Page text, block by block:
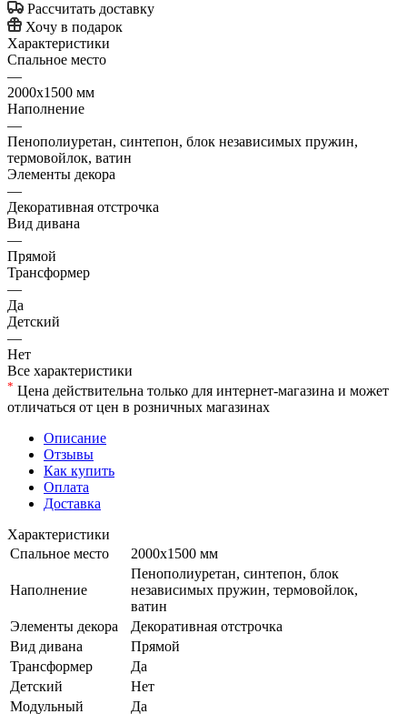
Рассчитать доставку
Хочу в подарок
Характеристики
Спальное место
—
2000х1500 мм
Наполнение
—
Пенополиуретан, синтепон, блок независимых пружин,
термовойлок, ватин
Элементы декора
—
Декоративная отстрочка
Вид дивана
—
Прямой
Трансформер
—
Да
Детский
—
Нет
Все характеристики
* Цена действительна только для интернет-магазина и может
отличаться от цен в розничных магазинах
Описание
Отзывы
Как купить
Оплата
Доставка
Характеристики
Спальное место
2000х1500 мм
Наполнение
Пенополиуретан, синтепон, блок
независимых пружин, термовойлок,
ватин
Элементы декора
Декоративная отстрочка
Вид дивана
Прямой
Трансформер
Да
Детский
Нет
Модульный
Да